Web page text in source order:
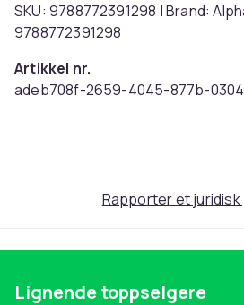
SKU: 9788772391298 | Brand:
9788772391298
Artikkel nr.
adeb708f-2659-4045-877b-
Rapporter et juridisk
Lignende toppselgere